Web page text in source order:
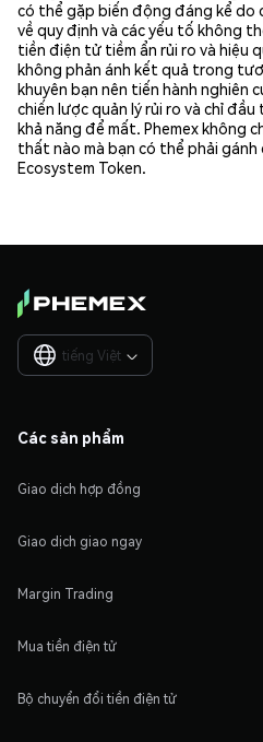
có thể gặp biến động đáng kể
về quy định và các yếu tố không
tiền điện tử tiềm ẩn rủi ro và hiệu
không phản ánh kết quả trong
khuyên bạn nên tiến hành nghiên
chiến lược quản lý rủi ro và chỉ
khả năng để mất. Phemex không
thất nào mà bạn có thể phải gánh
Ecosystem Token.
tiếng Việt 
Các sản phẩm
Giao dịch hợp đồng
Giao dịch giao ngay
Margin Trading
Mua tiền điện tử
Bộ chuyển đổi tiền điện tử